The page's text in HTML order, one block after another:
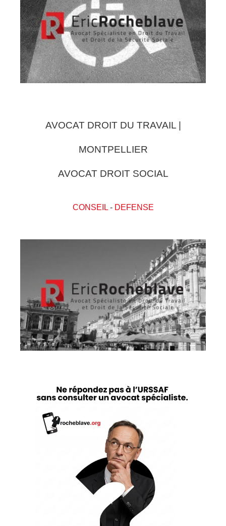
AVOCAT DROIT DU TRAVAIL |
MONTPELLIER
AVOCAT DROIT SOCIAL
CONSEIL- DEFENSE